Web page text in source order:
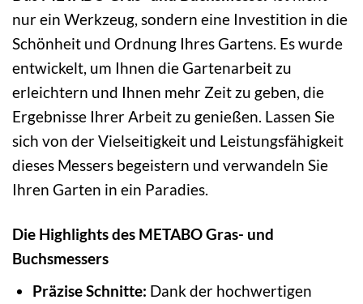
nur ein Werkzeug, sondern eine Investition in die
Schönheit und Ordnung Ihres Gartens. Es wurde
entwickelt, um Ihnen die Gartenarbeit zu
erleichtern und Ihnen mehr Zeit zu geben, die
Ergebnisse Ihrer Arbeit zu genießen. Lassen Sie
sich von der Vielseitigkeit und Leistungsfähigkeit
dieses Messers begeistern und verwandeln Sie
Ihren Garten in ein Paradies.
Die Highlights des METABO Gras- und
Buchsmessers
Präzise Schnitte: Dank der hochwertigen